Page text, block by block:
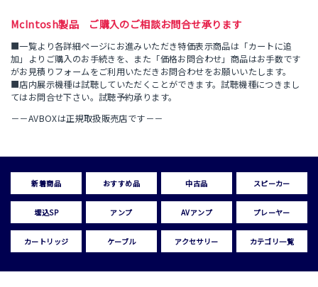
McIntosh製品 ご購入のご相談お問合せ承ります
■一覧より各詳細ページにお進みいただき特価表示商品は「カートに追
加」よりご購入のお手続きを、また「価格お問合わせ」商品はお手数です
がお見積りフォームをご利用いただきお問合わせをお願いいたします。
■店内展示機種は試聴していただくことができます。試聴機種につきまし
てはお問合せ下さい。試聴予約承ります。
－－AVBOXは正規取扱販売店です－－
新着商品 おすすめ品 中古品 スピーカー
埋込SP アンプ AVアンプ プレーヤー
カートリッジ ケーブル アクセサリー カテゴリ一覧